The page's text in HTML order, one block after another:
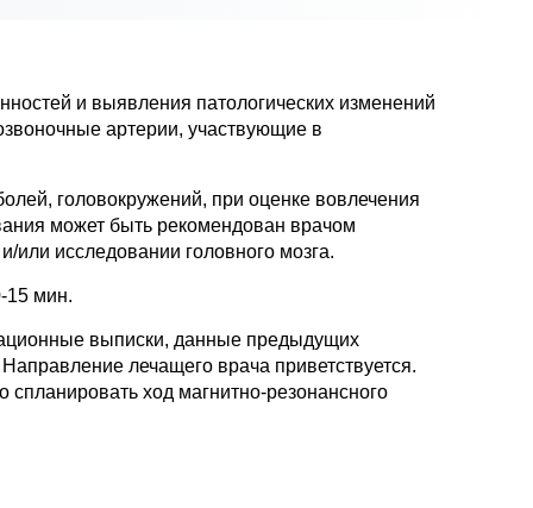
и выявления патологических изменений
артерии, участвующие в
головокружений, при оценке вовлечения
может быть рекомендован врачом
или исследовании головного мозга.
15 мин.
выписки, данные предыдущих
лечащего врача приветствуется.
ход магнитно-резонансного